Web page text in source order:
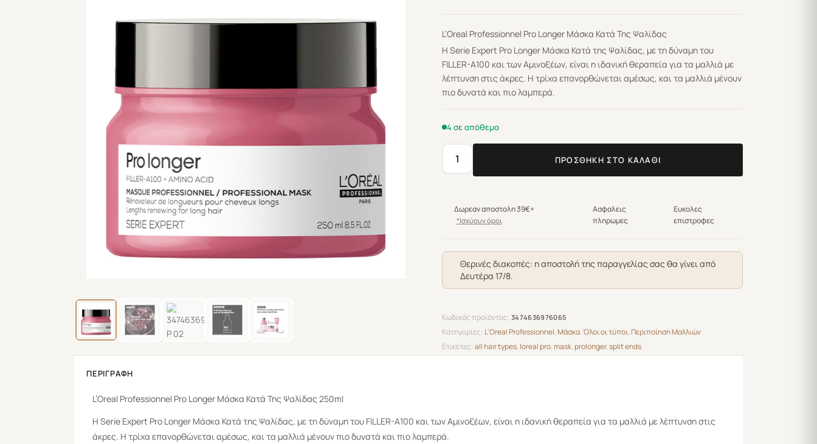
L’Oreal Professionnel Pro Longer Μάσκα Κατά Της Ψαλίδας
Η Serie Expert Pro Longer Μάσκα Κατά της Ψαλίδας, με τη δύναμη του
FILLER-A100 και των Αμινοξέων, είναι η ιδανική θεραπεία για τα μαλλιά με
λέπτυνση στις άκρες. Η τρίχα επανορθώνεται αμέσως, και τα μαλλιά μένουν
πιο δυνατά και πιο λαμπερά.
4 σε απόθεμα
L'Oreal
Professionnel
Longer
Μάσκα
Της
Ψαλίδας
250ml
ποσότητα
ΠΡΟΣΘΉΚΗ ΣΤΟ ΚΑΛΆΘΙ
Δωρεαν αποστολη 39€+
*Ισχύουν όροι
Ασφαλεις
πληρωμες
Ευκολες
επιστροφες
Θερινές διακοπές: η αποστολή της παραγγελίας σας θα γίνει από
Δευτέρα 17/8.
Κωδικός προϊόντος: 3474636976065
Κατηγορίες: L'Oreal Professionnel,Μάσκα,Όλοι οι τύποι,Περιποίηση Μαλλιών
Ετικέτες:all hair types, loreal pro,mask,prolonger,split ends
ΠΕΡΙΓΡΑΦΉ
L’Oreal Professionnel Pro Longer Μάσκα Κατά Της Ψαλίδας 250ml
Η Serie Expert Pro Longer Μάσκα Κατά της Ψαλίδας, με τη δύναμη του FILLER-A100 και των Αμινοξέων, είναι η ιδανική θεραπεία για τα μαλλιά με λέπτυνση στις
άκρες. Η τρίχα επανορθώνεται αμέσως, και τα μαλλιά μένουν πιο δυνατά και πιο λαμπερά.